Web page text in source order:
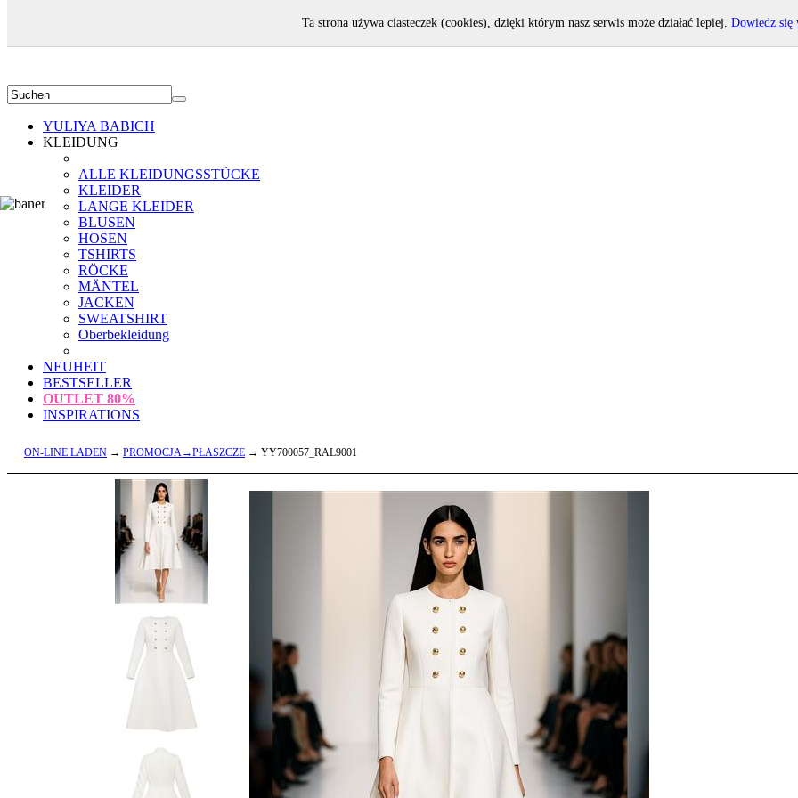
YULIYA BABICH
KLEIDUNG
ALLE KLEIDUNGSSTÜCKE
KLEIDER
LANGE KLEIDER
BLUSEN
HOSEN
TSHIRTS
RÖCKE
MÄNTEL
JACKEN
SWEATSHIRT
Oberbekleidung
NEUHEIT
BESTSELLER
OUTLET 80%
INSPIRATIONS
ON-LINE LADEN → PROMOCJA→PŁASZCZE → YY700057_RAL9001
Ta strona używa ciasteczek (cookies), dzięki którym nasz serwis może działać lepiej. Dowiedz się